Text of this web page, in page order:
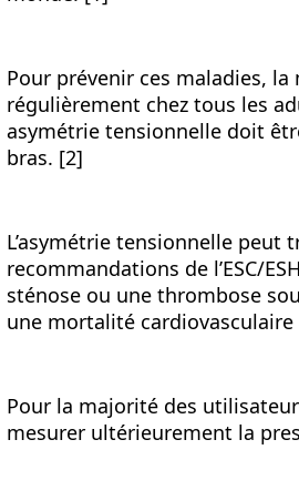
Pour prévenir ces maladies,
régulièrement chez tous les
asymétrie tensionnelle doit
bras. [2]
L’asymétrie tensionnelle peut
recommandations de l’ESC/
sténose ou une thrombose
une mortalité cardiovasculaire
Pour la majorité des
mesurer ultérieurement la